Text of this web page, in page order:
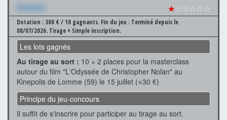
Xxxxxxx ★☆☆☆☆☆
Dotation : 300 € / 10 gagnants. Fin du jeu : Terminé depuis le
08/07/2026. Tirage + Simple inscription.
Les lots gagnés
Au tirage au sort : 10 × 2 places pour la masterclass
autour du film "L'Odyssée de Christopher Nolan" au
Kinepolis de Lomme (59) le 15 juillet (≈30 €)
Principe du jeu-concours
Il suffit de s'inscrire pour participer au tirage au sort.